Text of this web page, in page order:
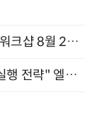
양자컴퓨팅 비즈니스·기술 입문 1-Day 워크샵 8월 28일 개최
"AI ROI 시대, 투자 성과 높이는 기업 AI 실행 전략" 엘타워 6층 (9월 18일)